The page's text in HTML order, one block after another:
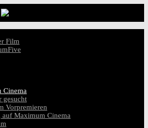
Film
Cinema
gesucht
Vorpremieren
auf Maximum Cinema